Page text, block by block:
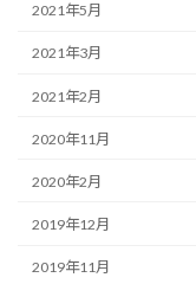
2021年5月
2021年3月
2021年2月
2020年11月
2020年2月
2019年12月
2019年11月